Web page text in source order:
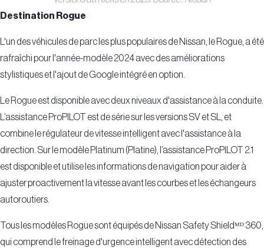
Destination Rogue
L'un des véhicules de parc les plus populaires de Nissan, le Rogue, a été
rafraîchi pour l'année-modèle 2024 avec des améliorations
stylistiques et l'ajout de Google intégré en option.
Le Rogue est disponible avec deux niveaux d'assistance à la conduite.
L’assistance ProPILOT est de série sur les versions SV et SL, et
combine le régulateur de vitesse intelligent avec l'assistance à la
direction. Sur le modèle Platinum (Platine), l’assistance ProPILOT 2.1
est disponible et utilise les informations de navigation pour aider à
ajuster proactivement la vitesse avant les courbes et les échangeurs
autoroutiers.
Tous les modèles Rogue sont équipés de Nissan Safety Shieldᴹᴰ 360,
qui comprend le freinage d'urgence intelligent avec détection des